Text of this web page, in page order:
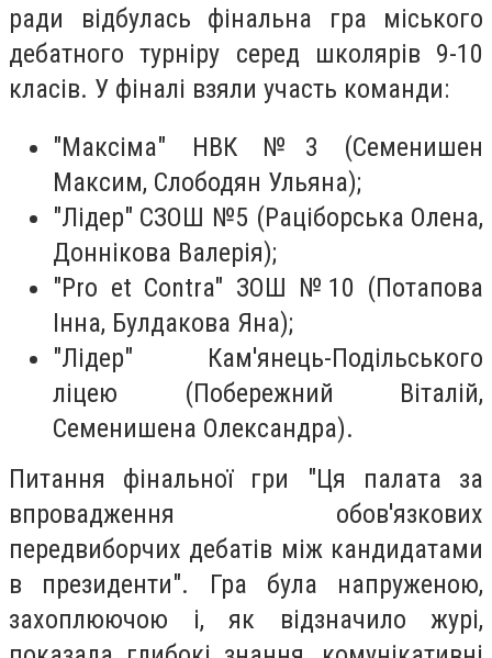
ради відбулась фінальна гра міського
дебатного турніру серед школярів 9-10
класів. У фіналі взяли участь команди:
"Максіма" НВК №3 (Семенишен
Максим, Слободян Ульяна);
"Лідер" СЗОШ №5 (Раціборська Олена,
Доннікова Валерія);
"Pro et Сontra" ЗОШ №10 (Потапова
Інна, Булдакова Яна);
"Лідер" Кам'янець-Подільського
ліцею (Побережний Віталій,
Семенишена Олександра).
Питання фінальної гри "Ця палата за
впровадження обов'язкових
передвиборчих дебатів між кандидатами
в президенти". Гра була напруженою,
захоплюючою і, як відзначило журі,